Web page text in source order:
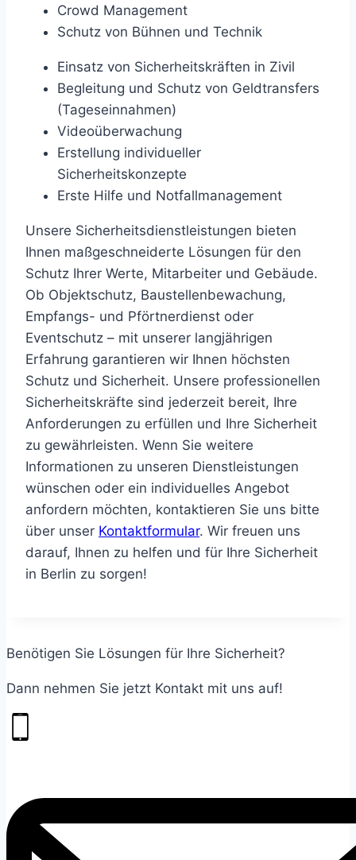
Crowd Management
Schutz von Bühnen und Technik
Einsatz von Sicherheitskräften in Zivil
Begleitung und Schutz von Geldtransfers
(Tageseinnahmen)
Videoüberwachung
Erstellung individueller
Sicherheitskonzepte
Erste Hilfe und Notfallmanagement
Unsere Sicherheitsdienstleistungen bieten
Ihnen maßgeschneiderte Lösungen für den
Schutz Ihrer Werte, Mitarbeiter und Gebäude.
Ob Objektschutz, Baustellenbewachung,
Empfangs- und Pförtnerdienst oder
Eventschutz – mit unserer langjährigen
Erfahrung garantieren wir Ihnen höchsten
Schutz und Sicherheit. Unsere professionellen
Sicherheitskräfte sind jederzeit bereit, Ihre
Anforderungen zu erfüllen und Ihre Sicherheit
zu gewährleisten. Wenn Sie weitere
Informationen zu unseren Dienstleistungen
wünschen oder ein individuelles Angebot
anfordern möchten, kontaktieren Sie uns bitte
über unser Kontaktformular. Wir freuen uns
darauf, Ihnen zu helfen und für Ihre Sicherheit
in Berlin zu sorgen!
Benötigen Sie Lösungen für Ihre Sicherheit?
Dann nehmen Sie jetzt Kontakt mit uns auf!